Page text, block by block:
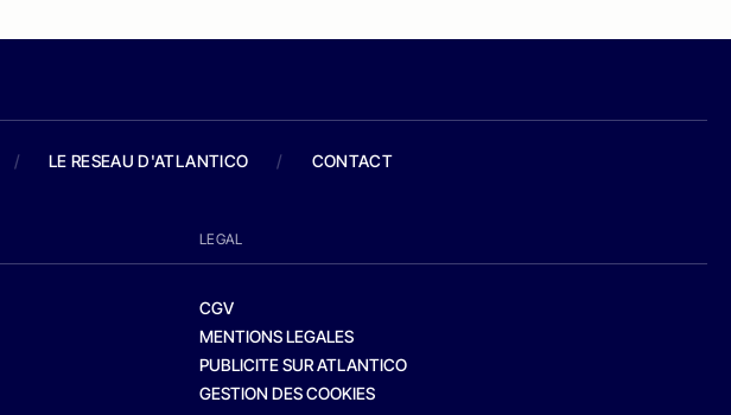
/ LE RESEAU D'ATLANTICO / CONTACT
LEGAL
CGV
MENTIONS LEGALES
PUBLICITE SUR ATLANTICO
GESTION DES COOKIES